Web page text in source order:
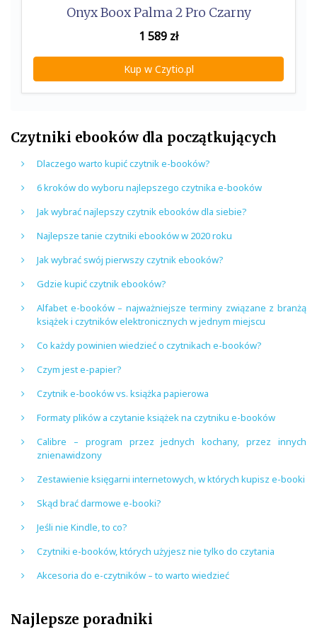
Onyx Boox Palma 2 Pro Czarny
1 589 zł
Kup w Czytio.pl
Czytniki ebooków dla początkujących
Dlaczego warto kupić czytnik e-booków?
6 kroków do wyboru najlepszego czytnika e-booków
Jak wybrać najlepszy czytnik ebooków dla siebie?
Najlepsze tanie czytniki ebooków w 2020 roku
Jak wybrać swój pierwszy czytnik ebooków?
Gdzie kupić czytnik ebooków?
Alfabet e-booków – najważniejsze terminy związane z branżą
książek i czytników elektronicznych w jednym miejscu
Co każdy powinien wiedzieć o czytnikach e-booków?
Czym jest e-papier?
Czytnik e-booków vs. książka papierowa
Formaty plików a czytanie książek na czytniku e-booków
Calibre – program przez jednych kochany, przez innych
znienawidzony
Zestawienie księgarni internetowych, w których kupisz e-booki
Skąd brać darmowe e-booki?
Jeśli nie Kindle, to co?
Czytniki e-booków, których użyjesz nie tylko do czytania
Akcesoria do e-czytników – to warto wiedzieć
Najlepsze poradniki